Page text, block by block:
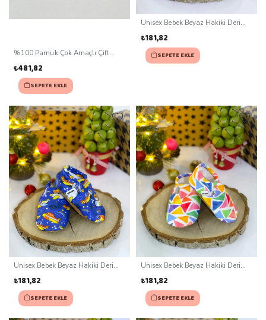
%100 Pamuk Çok Amaçlı Çift
₺481,82
SEPETE EKLE
Unisex Bebek Beyaz Hakiki Deri
₺181,82
SEPETE EKLE
Unisex Bebek Beyaz Hakiki Deri
₺181,82
SEPETE EKLE
Unisex Bebek Beyaz Hakiki Deri
₺181,82
SEPETE EKLE